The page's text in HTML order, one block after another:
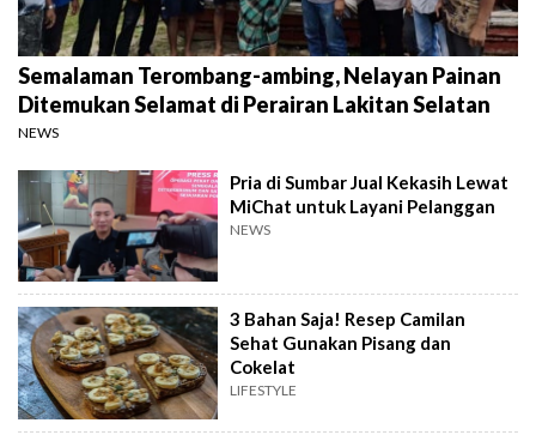
Semalaman Terombang-ambing, Nelayan Painan
Ditemukan Selamat di Perairan Lakitan Selatan
NEWS
Pria di Sumbar Jual Kekasih Lewat
MiChat untuk Layani Pelanggan
NEWS
3 Bahan Saja! Resep Camilan
Sehat Gunakan Pisang dan
Cokelat
LIFESTYLE